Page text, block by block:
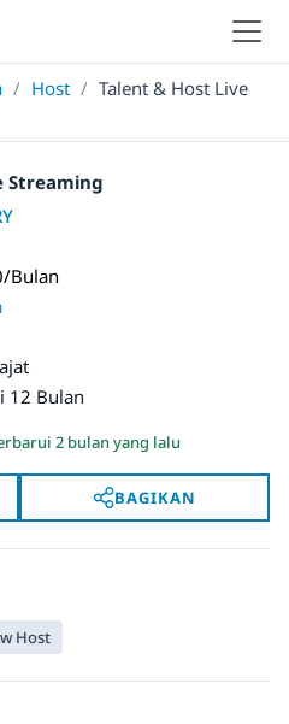
/ Host / Talent & Host Live
Streaming
Bulan
12 Bulan
2 bulan yang lalu
BAGIKAN
Host